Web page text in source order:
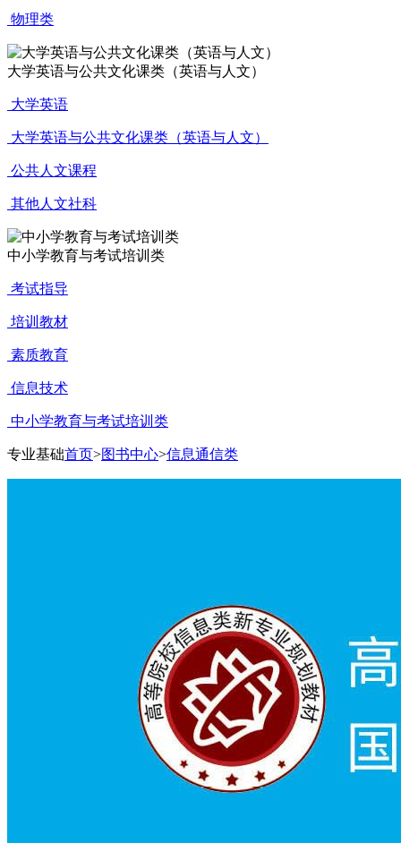
物理类
大学英语与公共文化课类（英语与人文）
大学英语
大学英语与公共文化课类（英语与人文）
公共人文课程
其他人文社科
中小学教育与考试培训类
考试指导
培训教材
素质教育
信息技术
中小学教育与考试培训类
专业基础首页>图书中心>信息通信类